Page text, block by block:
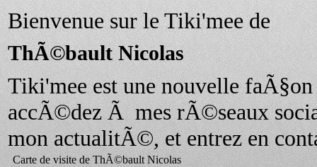
Bienvenue sur le Tiki'mee de
ThÃ©bault Nicolas
Tiki'mee est une nouvelle
accÃ©dez Ã mes rÃ©seaux
mon actualitÃ©, et entrez en
Carte de visite de ThÃ©bault Nicolas